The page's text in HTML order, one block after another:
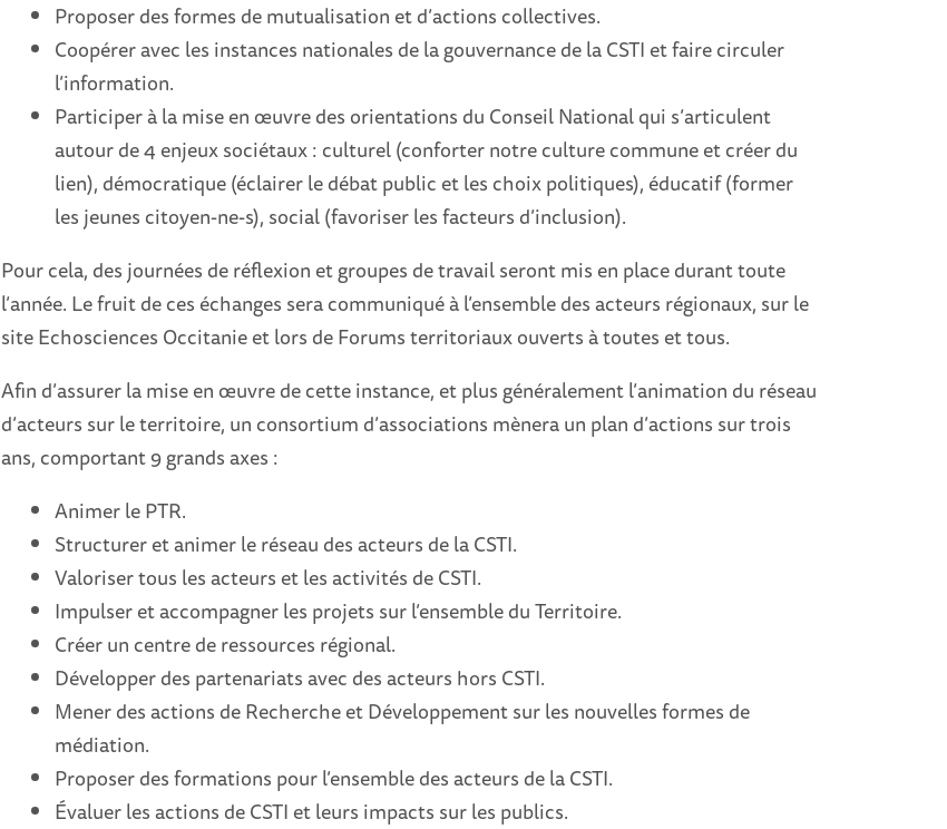
Proposer des formes de mutualisation et d’actions collectives.
Coopérer avec les instances nationales de la gouvernance de la CSTI et faire circuler
l’information.
Participer à la mise en œuvre des orientations du Conseil National qui s’articulent
autour de 4 enjeux sociétaux : culturel (conforter notre culture commune et créer du
lien), démocratique (éclairer le débat public et les choix politiques), éducatif (former
les jeunes citoyen-ne-s), social (favoriser les facteurs d’inclusion).
Pour cela, des journées de réflexion et groupes de travail seront mis en place durant toute
l’année. Le fruit de ces échanges sera communiqué à l’ensemble des acteurs régionaux, sur le
site Echosciences Occitanie et lors de Forums territoriaux ouverts à toutes et tous.
Afin d’assurer la mise en œuvre de cette instance, et plus généralement l’animation du réseau
d’acteurs sur le territoire, un consortium d’associations mènera un plan d’actions sur trois
ans, comportant 9 grands axes :
Animer le PTR.
Structurer et animer le réseau des acteurs de la CSTI.
Valoriser tous les acteurs et les activités de CSTI.
Impulser et accompagner les projets sur l’ensemble du Territoire.
Créer un centre de ressources régional.
Développer des partenariats avec des acteurs hors CSTI.
Mener des actions de Recherche et Développement sur les nouvelles formes de
médiation.
Proposer des formations pour l’ensemble des acteurs de la CSTI.
Évaluer les actions de CSTI et leurs impacts sur les publics.